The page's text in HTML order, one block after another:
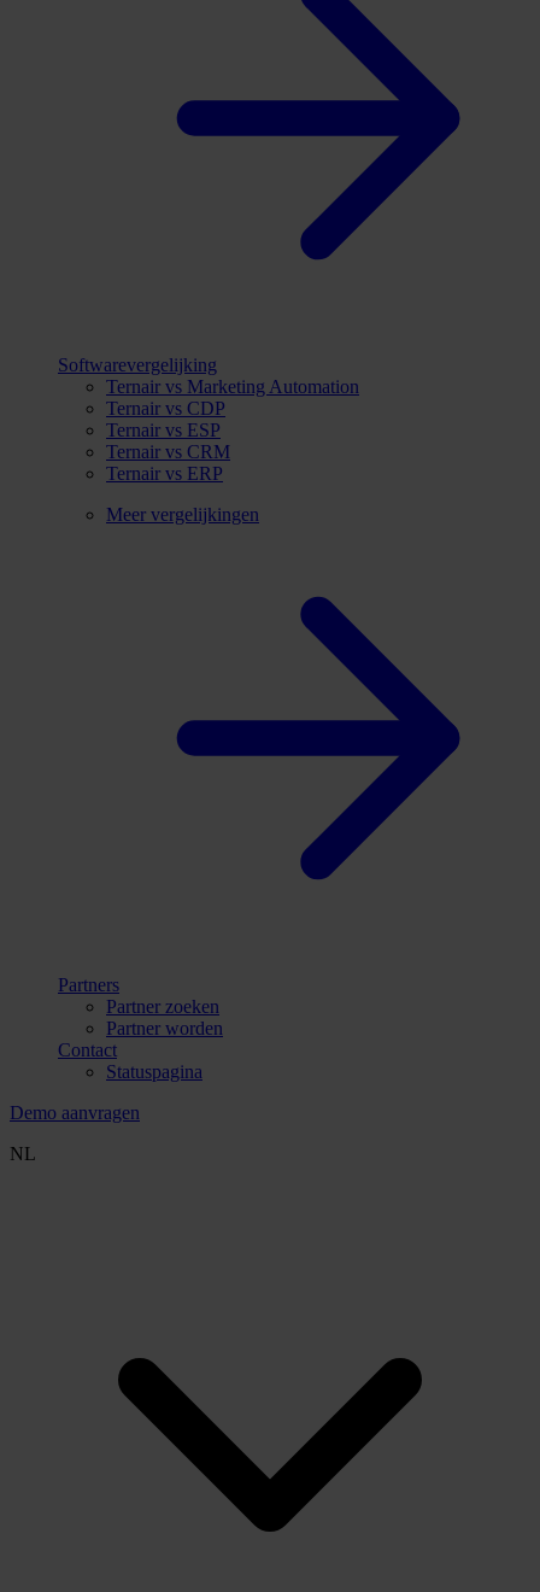
Softwarevergelijking
Ternair vs Marketing Automation
Ternair vs CDP
Ternair vs ESP
Ternair vs CRM
Ternair vs ERP
Meer vergelijkingen
Partners
Partner zoeken
Partner worden
Contact
Statuspagina
Demo aanvragen
NL